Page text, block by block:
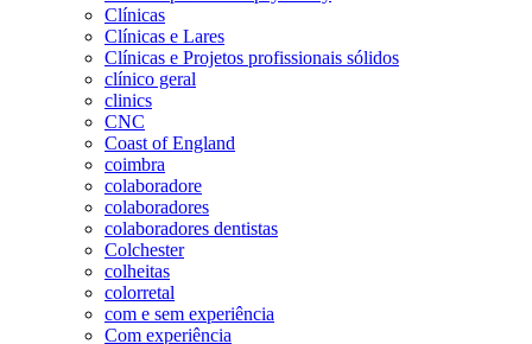
Clínicas
Clínicas e Lares
Clínicas e Projetos profissionais sólidos
clínico geral
clinics
CNC
Coast of England
coimbra
colaboradore
colaboradores
colaboradores dentistas
Colchester
colheitas
colorretal
com e sem experiência
Com experiência